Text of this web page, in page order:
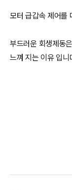
모터 급갑속 제어를
부드러운 회생제동
느껴 지는 이유 입니